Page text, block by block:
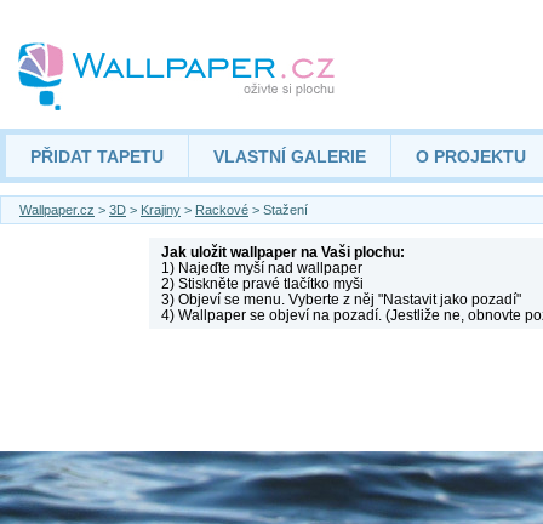
PŘIDAT TAPETU VLASTNÍ GALERIE O PROJEKTU
Wallpaper.cz > 3D > Krajiny > Rackové > Stažení
Jak uložit wallpaper na Vaši plochu:
1) Najeďte myší nad wallpaper
2) Stiskněte pravé tlačítko myši
3) Objeví se menu. Vyberte z něj "Nastavit jako pozadí"
4) Wallpaper se objeví na pozadí. (Jestliže ne, obnovte